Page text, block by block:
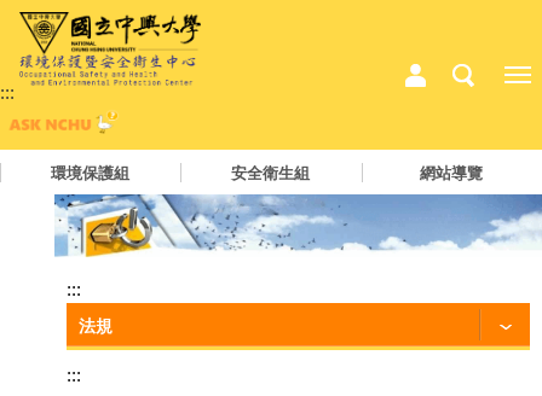
:::
環境保護組 安全衛生組 網站導覽
:::
法規
:::